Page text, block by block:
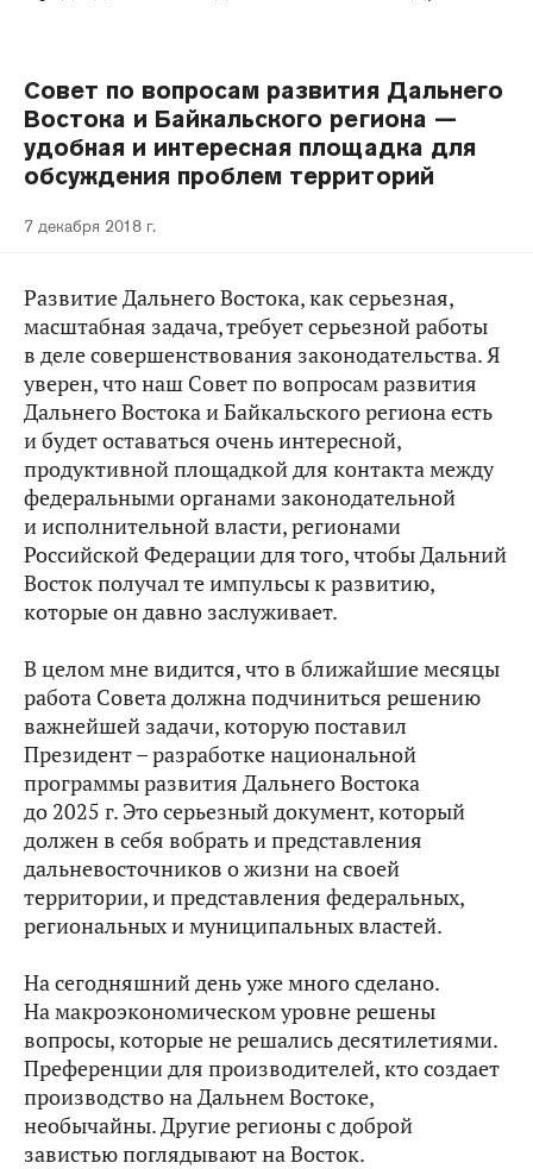
Совет по вопросам развития Дальнего
Востока и Байкальского региона —
удобная и интересная площадка для
обсуждения проблем территорий
7 декабря 2018 г.
Развитие Дальнего Востока, как серьезная,
масштабная задача, требует серьезной работы
в деле совершенствования законодательства. Я
уверен, что наш Совет по вопросам развития
Дальнего Востока и Байкальского региона есть
и будет оставаться очень интересной,
продуктивной площадкой для контакта между
федеральными органами законодательной
и исполнительной власти, регионами
Российской Федерации для того, чтобы Дальний
Восток получал те импульсы к развитию,
которые он давно заслуживает.
В целом мне видится, что в ближайшие месяцы
работа Совета должна подчиниться решению
важнейшей задачи, которую поставил
Президент – разработке национальной
программы развития Дальнего Востока
до 2025 г. Это серьезный документ, который
должен в себя вобрать и представления
дальневосточников о жизни на своей
территории, и представления федеральных,
региональных и муниципальных властей.
На сегодняшний день уже много сделано.
На макроэкономическом уровне решены
вопросы, которые не решались десятилетиями.
Преференции для производителей, кто создает
производство на Дальнем Востоке,
необычайны. Другие регионы с доброй
завистью поглядывают на Восток.